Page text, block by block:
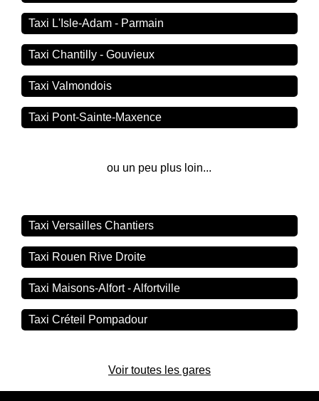
Taxi L'Isle-Adam - Parmain
Taxi Chantilly - Gouvieux
Taxi Valmondois
Taxi Pont-Sainte-Maxence
ou un peu plus loin...
Taxi Versailles Chantiers
Taxi Rouen Rive Droite
Taxi Maisons-Alfort - Alfortville
Taxi Créteil Pompadour
Voir toutes les gares